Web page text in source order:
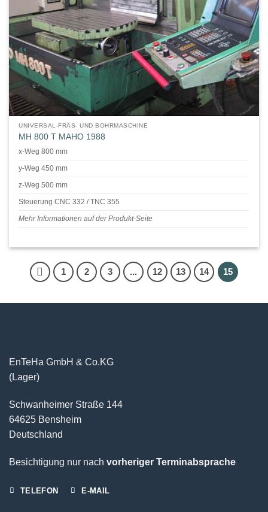
UNIVERSAL-FRÄS- UND BOHRMASCHINE
MH 800 T MAHO 1988
x-Weg 800 mm
y-Weg 450 mm
z-Weg 500 mm
Steuerung CNC 332 / TNC 355
Mehr Informationen auf der Produkt-Seite
1 2 3 ... 12 13 14 15
EnTeHa GmbH & Co.KG
(Lager)
Schwanheimer Straße 144
64625 Bensheim
Deutschland
Besichtigung nur nach vorheriger Terminabsprache
TELEFON E-MAIL